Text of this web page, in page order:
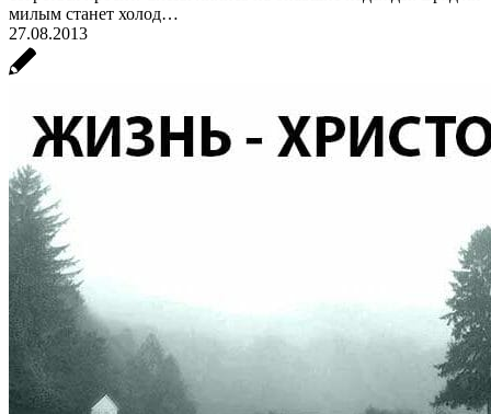
милым станет холод…
27.08.2013